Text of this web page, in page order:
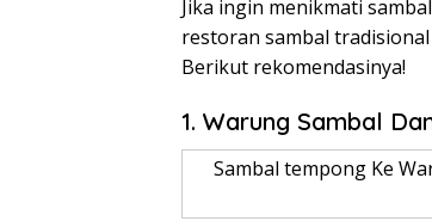
Jika ingin menikmati
restoran sambal
Berikut rekomendasinya!
1. Warung Sambal
Sambal tempong Ke